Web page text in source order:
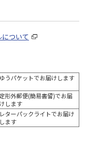
ついて
ゆうパケットでお届けします
定形外郵便(簡易書留)でお届
けします
レターパックライトでお届け
します